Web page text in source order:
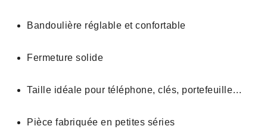
Bandoulière réglable et confortable
Fermeture solide
Taille idéale pour téléphone, clés, portefeuille…
Pièce fabriquée en petites séries